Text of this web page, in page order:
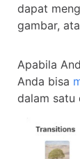
dapat
gambar,
Apabila
Anda bisa
dalam satu